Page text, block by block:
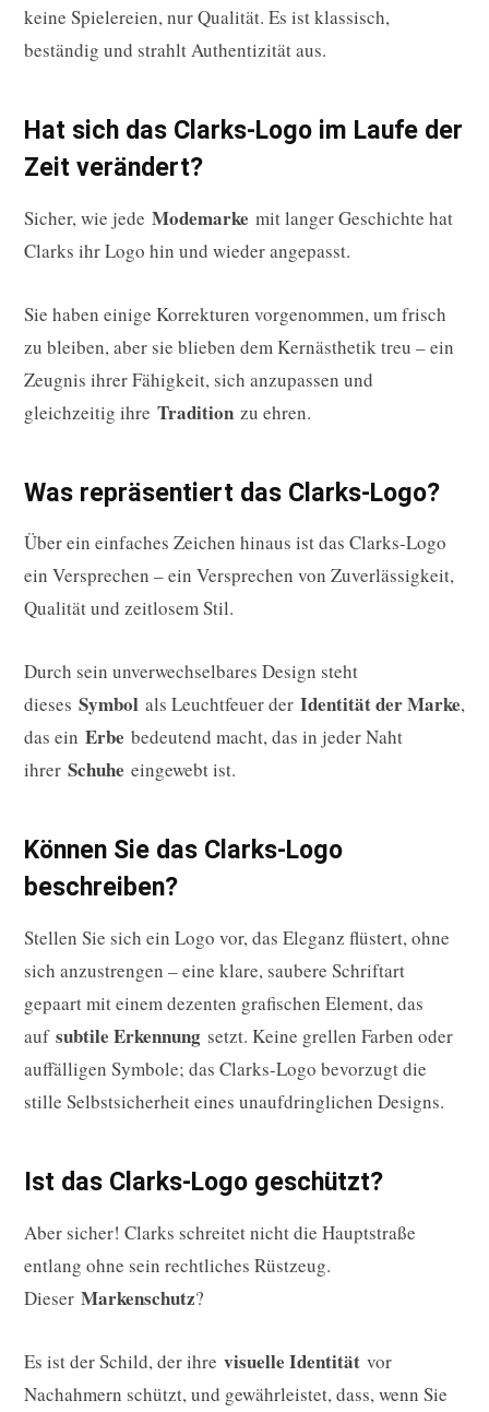
keine Spielereien, nur Qualität. Es ist klassisch,
beständig und strahlt Authentizität aus.
Hat sich das Clarks-Logo im Laufe der
Zeit verändert?
Sicher, wie jede Modemarke mit langer Geschichte hat
Clarks ihr Logo hin und wieder angepasst.
Sie haben einige Korrekturen vorgenommen, um frisch
zu bleiben, aber sie blieben dem Kernästhetik treu – ein
Zeugnis ihrer Fähigkeit, sich anzupassen und
gleichzeitig ihre Tradition zu ehren.
Was repräsentiert das Clarks-Logo?
Über ein einfaches Zeichen hinaus ist das Clarks-Logo
ein Versprechen – ein Versprechen von Zuverlässigkeit,
Qualität und zeitlosem Stil.
Durch sein unverwechselbares Design steht
dieses Symbol als Leuchtfeuer der Identität der Marke,
das ein Erbe bedeutend macht, das in jeder Naht
ihrer Schuhe eingewebt ist.
Können Sie das Clarks-Logo
beschreiben?
Stellen Sie sich ein Logo vor, das Eleganz flüstert, ohne
sich anzustrengen – eine klare, saubere Schriftart
gepaart mit einem dezenten grafischen Element, das
auf subtile Erkennung setzt. Keine grellen Farben oder
auffälligen Symbole; das Clarks-Logo bevorzugt die
stille Selbstsicherheit eines unaufdringlichen Designs.
Ist das Clarks-Logo geschützt?
Aber sicher! Clarks schreitet nicht die Hauptstraße
entlang ohne sein rechtliches Rüstzeug.
Dieser Markenschutz?
Es ist der Schild, der ihre visuelle Identität vor
Nachahmern schützt, und gewährleistet, dass, wenn Sie